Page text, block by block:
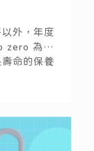
外，年度
zero 為大
命的保養